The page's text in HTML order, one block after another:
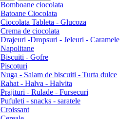
Bomboane ciocolata
Batoane Ciocolata
Ciocolata Tableta - Glucoza
Crema de ciocolata
Drajeuri -Dropsuri - Jeleuri - Caramele
Napolitane
Biscuiti - Gofre
Piscoturi
Nuga - Salam de biscuiti - Turta dulce
Rahat - Halva - Halvita
Prajituri - Rulade - Fursecuri
Pufuleti - snacks - saratele
Croissant